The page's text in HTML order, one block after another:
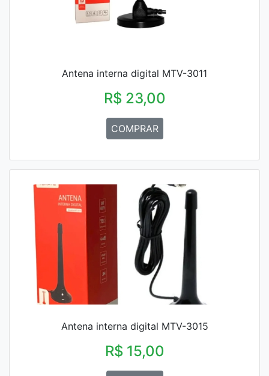
Antena interna digital MTV-3011
R$ 23,00
COMPRAR
Antena interna digital MTV-3015
R$ 15,00